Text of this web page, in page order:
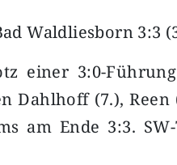
Waldliesborn 3:3
einer 3:0-
Dahlhoff (7.),
am Ende 3:3.